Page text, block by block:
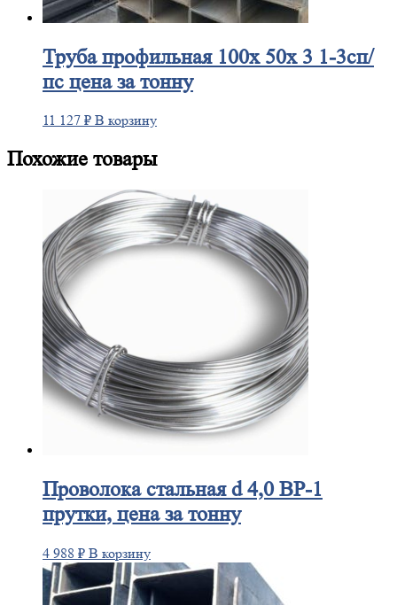
Трубапрофильная 100х 50х 3 1-3сп/
пс цена за тонну
11 127 ₽ В корзину
Похожие товары
Проволокастальная d 4,0 ВР-1
прутки, цена за тонну
4 988 ₽ В корзину